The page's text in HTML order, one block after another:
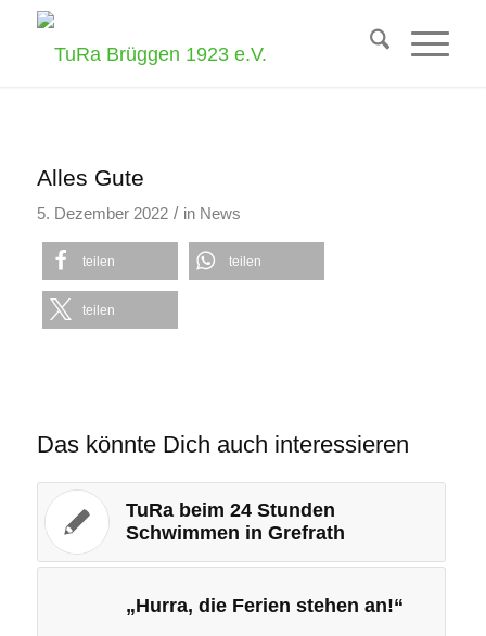
Alles Gute
5. Dezember 2022 / in News
teilen teilen
teilen
Das könnte Dich auch interessieren
TuRa beim 24 Stunden
Schwimmen in Grefrath
„Hurra, die Ferien stehen an!“